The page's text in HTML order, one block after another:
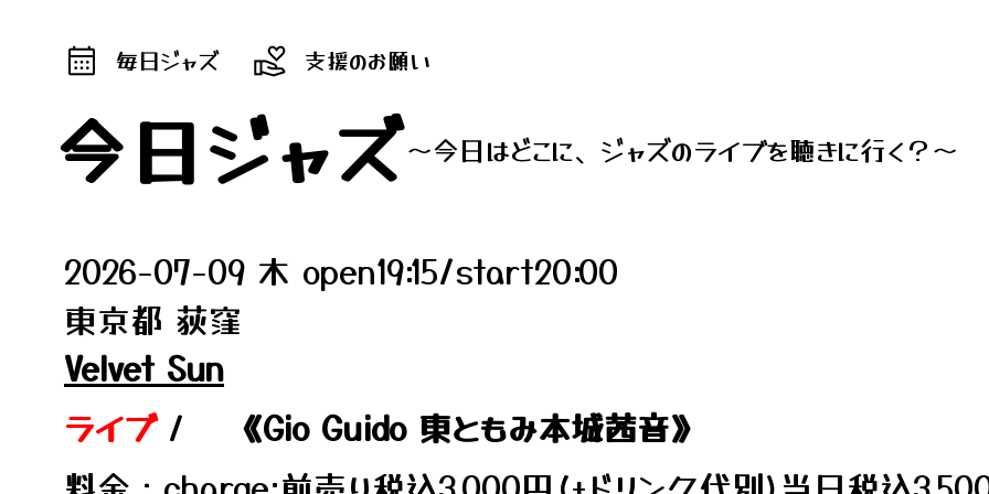
毎日ジャズ 支援のお願い
今日ジャズ～今日はどこに、ジャズのライブを聴きに行く？～
2026-07-09 木 open19:15/start20:00
東京都 荻窪
Velvet Sun
ライブ/
《Gio Guido 東ともみ本城茜音》